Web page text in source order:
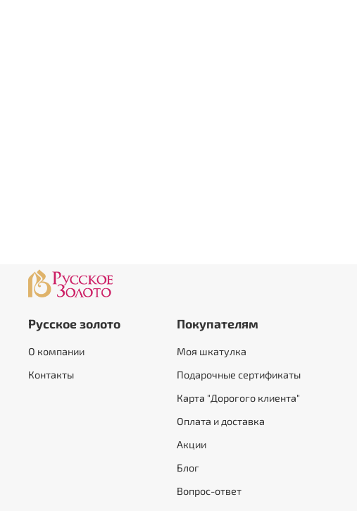
Русское золото
О компании
Контакты
Покупателям
Моя шкатулка
Подарочные сертификаты
Карта "Дорогого клиента"
Оплата и доставка
Акции
Блог
Вопрос-ответ